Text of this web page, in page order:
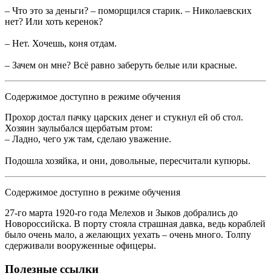
– Что это за деньги? – поморщился старик. – Николаевских
нет? Или хоть керенок?
– Нет. Хочешь, коня отдам.
– Зачем он мне? Всё равно заберуть белые или красные.
Содержимое доступно в режиме обучения
Прохор достал пачку царских денег и стукнул ей об стол.
Хозяин заулыбался щербатым ртом:
– Ладно, чего уж там, сделаю уважение.
Подошла хозяйка, и они, довольные, пересчитали купюры.
Содержимое доступно в режиме обучения
27-го марта 1920-го года Мелехов и Зыков добрались до
Новороссийска. В порту стояла страшная давка, ведь кораблей
было очень мало, а желающих уехать – очень много. Толпу
сдерживали вооруженные офицеры.
Полезные ссылки